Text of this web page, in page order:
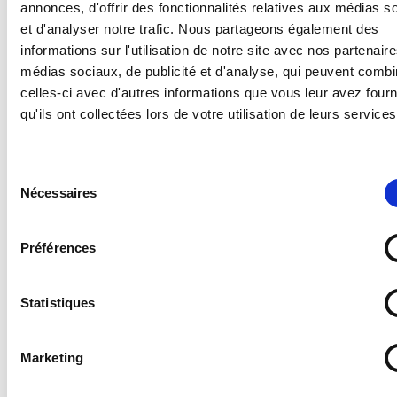
annonces, d'offrir des fonctionnalités relatives aux médias
et d'analyser notre trafic. Nous partageons également des
informations sur l'utilisation de notre site avec nos
médias sociaux, de publicité et d'analyse, qui peuvent
celles-ci avec d'autres informations que vous leur avez
qu'ils ont collectées lors de votre utilisation de leurs
Nécessaires
Préférences
Statistiques
Marketing
équipements de lutte contre les incendies.
Réduisez les risques d'accidents sur vos lieux de
travail et espaces publics en mettant en place une
signalétique de sécurité claire et renforcée ! Grâce à
ces pictogrammes de sécurité, la norme ISO propose
une harmonisation des messages pour une
langue, la culture ou l’environnement du récepteur de
conformes à la norme ISO 7010, c'est vous assurer que
Pour en savoir plus à propos de cette norme et de ses
- Norme : ISO 7010